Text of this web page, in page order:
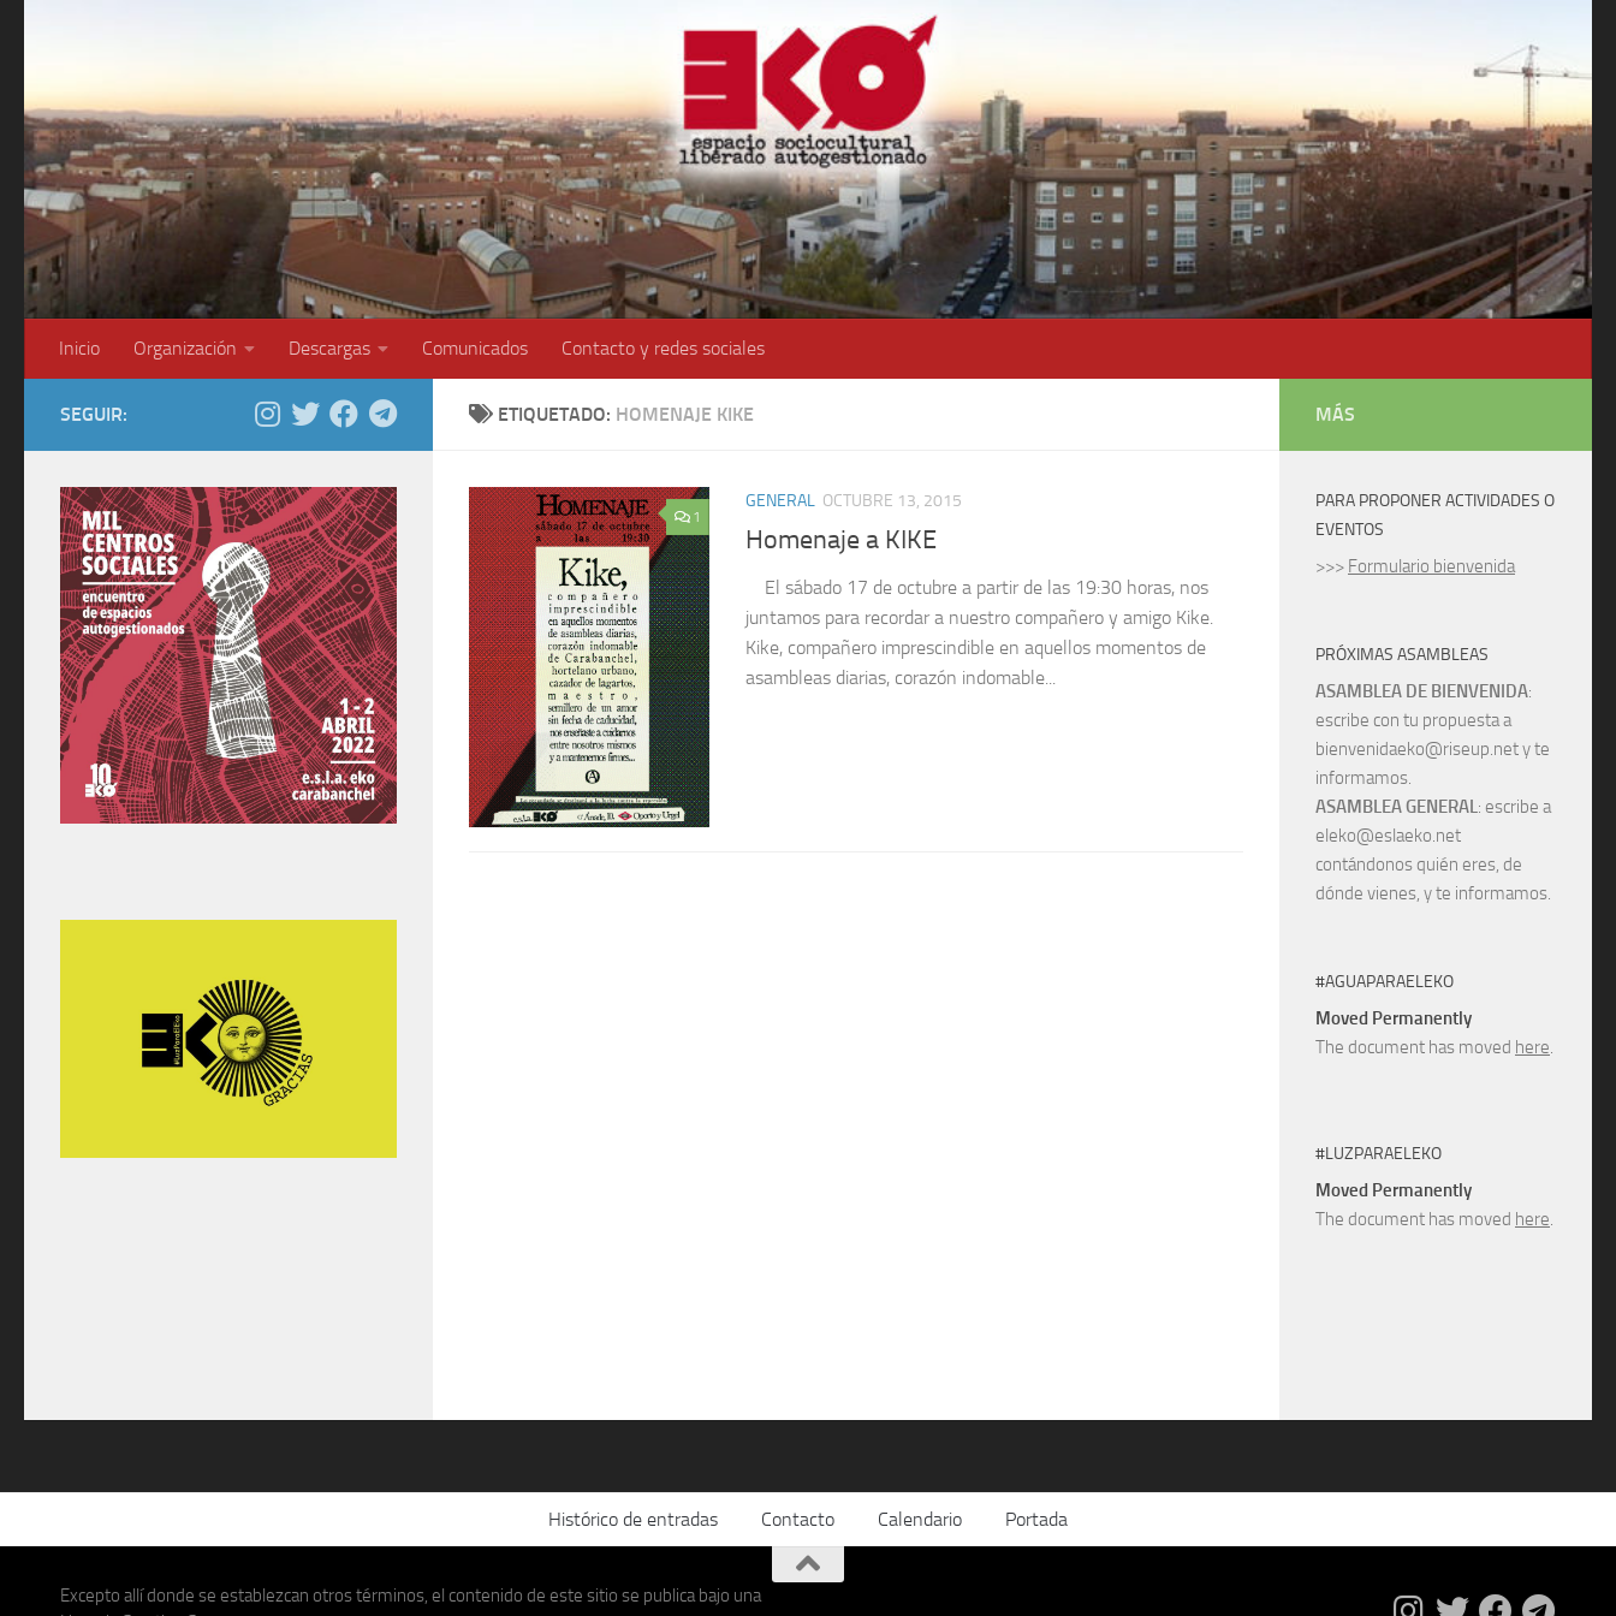
Inicio Organización Descargas Comunicados Contacto y redes sociales
ETIQUETADO: HOMENAJE KIKE
1
GENERAL OCTUBRE 13, 2015
Homenaje a KIKE
El sábado 17 de octubre a partir de las 19:30 horas, nos
juntamos para recordar a nuestro compañero y amigo Kike.
Kike, compañero imprescindible en aquellos momentos de
asambleas diarias, corazón indomable...
SEGUIR: MÁS
PARA PROPONER ACTIVIDADES O
EVENTOS
>>> Formulario bienvenida
PRÓXIMAS ASAMBLEAS
ASAMBLEA DE BIENVENIDA:
escribe con tu propuesta a
bienvenidaeko@riseup.net y te
informamos.
ASAMBLEA GENERAL: escribe a
eleko@eslaeko.net
contándonos quién eres, de
dónde vienes, y te informamos.
#AGUAPARAELEKO
Moved Permanently
The document has moved here.
#LUZPARAELEKO
Moved Permanently
The document has moved here.
Histórico de entradas Contacto Calendario Portada
Excepto allí donde se establezcan otros términos, el contenido de este sitio se publica bajo una